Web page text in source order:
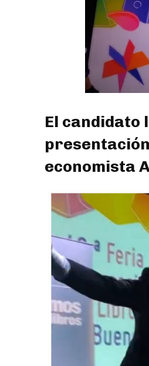
El candidato
economista